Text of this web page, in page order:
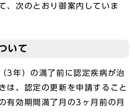
、次のとおり御案内していま
いて
3年）の満了前に認定疾病が治
は、認定の更新を申請すること
有効期間満了月の3ヶ月前の月